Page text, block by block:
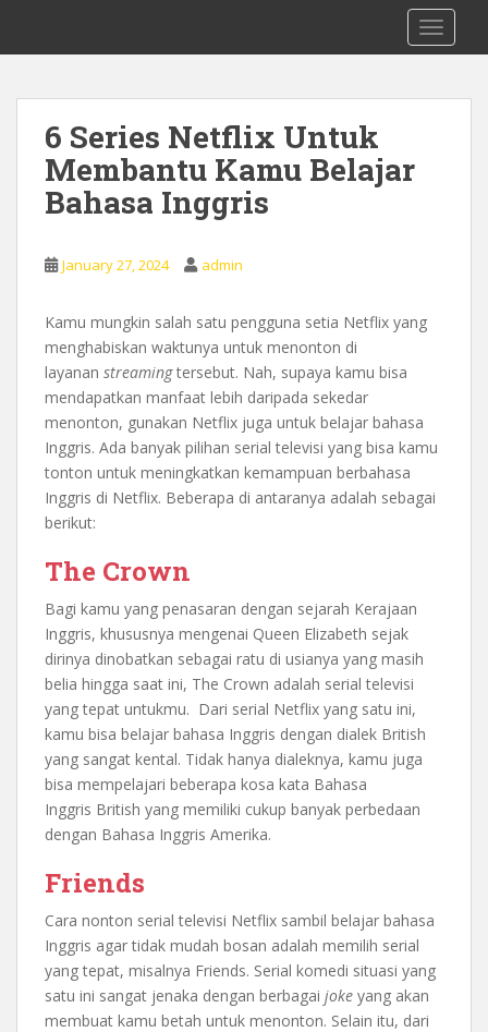
i
0878 8705 9305 Kursus Bahasa Inggis
dari Dasar Untuk Pemula Mataram
6 Series Netflix Untuk
Membantu Kamu Belajar
Bahasa Inggris
January 27, 2024 admin
Kamu mungkin salah satu pengguna setia Netflix yang
menghabiskan waktunya untuk menonton di
layanan streamingtersebut. Nah, supaya kamu bisa
mendapatkan manfaat lebih daripada sekedar
menonton, gunakan Netflix juga untuk belajar bahasa
Inggris. Ada banyak pilihan serial televisi yang bisa kamu
tonton untuk meningkatkan kemampuan berbahasa
Inggris di Netflix. Beberapa di antaranya adalah sebagai
berikut:
The Crown
Bagi kamu yang penasaran dengan sejarah Kerajaan
Inggris, khususnya mengenai Queen Elizabeth sejak
dirinya dinobatkan sebagai ratu di usianya yang masih
belia hingga saat ini, The Crown adalah serial televisi
yang tepat untukmu. Dari serial Netflix yang satu ini,
kamu bisa belajar bahasa Inggris dengan dialek British
yang sangat kental. Tidak hanya dialeknya, kamu juga
bisa mempelajari beberapa kosa kata Bahasa
Inggris British yang memiliki cukup banyak perbedaan
dengan Bahasa Inggris Amerika.
Friends
Cara nonton serial televisi Netflix sambil belajar bahasa
Inggris agar tidak mudah bosan adalah memilih serial
yang tepat, misalnya Friends. Serial komedi situasi yang
satu ini sangat jenaka dengan berbagai joke yang akan
membuat kamu betah untuk menonton. Selain itu, dari